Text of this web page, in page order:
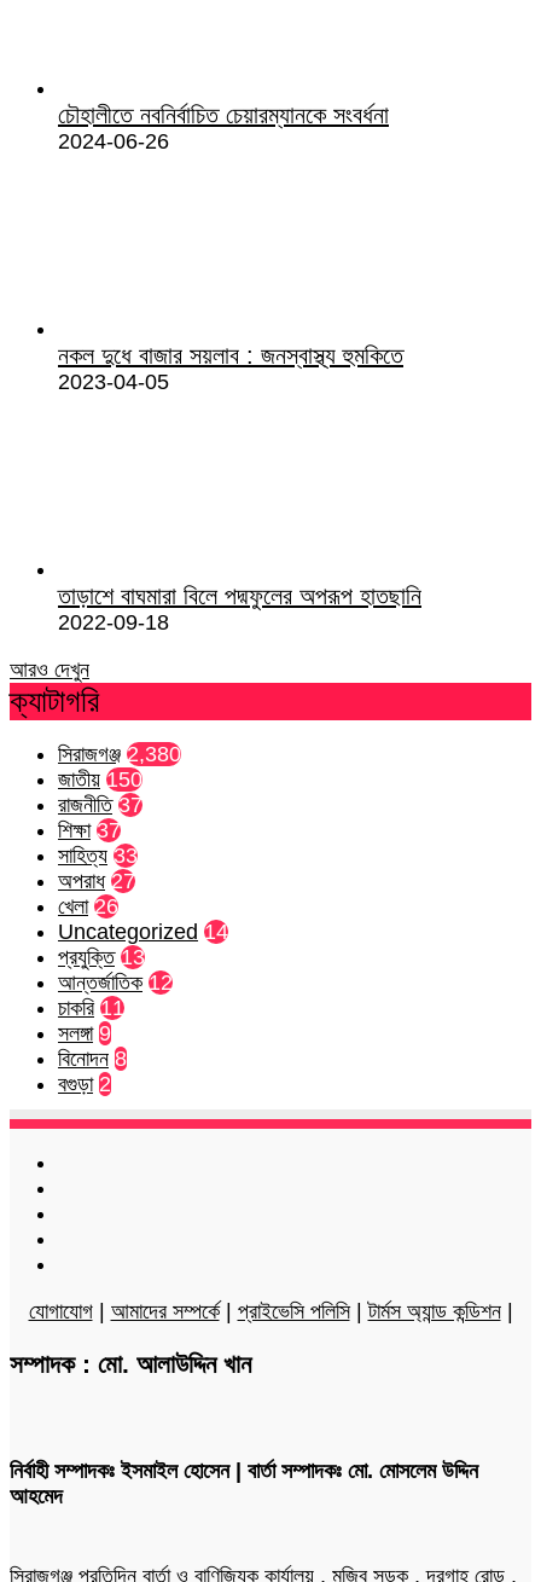
চৌহালীতে নবনির্বাচিত চেয়ারম্যানকে সংবর্ধনা
2024-06-26
নকল দুধে বাজার সয়লাব : জনস্বাস্থ্য হুমকিতে
2023-04-05
তাড়াশে বাঘমারা বিলে পদ্মফুলের অপরূপ হাতছানি
2022-09-18
আরও দেখুন
ক্যাটাগরি
সিরাজগঞ্জ 2,380
জাতীয় 150
রাজনীতি 37
শিক্ষা 37
সাহিত্য 33
অপরাধ 27
খেলা 26
Uncategorized 14
প্রযুক্তি 13
আন্তর্জাতিক 12
চাকরি 11
সলঙ্গা 9
বিনোদন 8
বগুড়া 2
যোগাযোগ| আমাদের সম্পর্কে| প্রাইভেসি পলিসি|টার্মস অ্যান্ড কন্ডিশন|
সম্পাদক : মো. আলাউদ্দিন খান
নির্বাহী সম্পাদকঃ ইসমাইল হোসেন | বার্তা সম্পাদকঃ মো. মোসলেম উদ্দিন
আহমেদ
সিরাজগঞ্জ প্রতিদিন বার্তা ও বাণিজ্যিক কার্যালয় , মুজিব সড়ক , দরগাহ রোড ,